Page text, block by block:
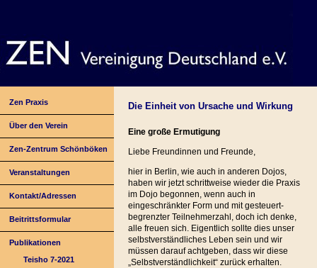
Zen Praxis
Über den Verein
Zen-Zentrum Schönböken
Veranstaltungen
Kontakt/Adressen
Beitrittsformular
Publikationen
Teisho 7-2021
Die Einheit von Ursache und Wirkung
Eine große Ermutigung
Liebe Freundinnen und Freunde,
hier in Berlin, wie auch in anderen Dojos,
haben wir jetzt schrittweise wieder die Praxis
im Dojo begonnen, wenn auch in
eingeschränkter Form und mit gesteuert-
begrenzter Teilnehmerzahl, doch ich denke,
alle freuen sich. Eigentlich sollte dies unser
selbstverständliches Leben sein und wir
müssen darauf achtgeben, dass wir diese
„Selbstverständlichkeit“ zurück erhalten.